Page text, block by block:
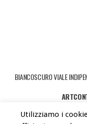
BIANCOSCURO VIALE
COPYRIGHT © 2026 ART
Utilizziamo i